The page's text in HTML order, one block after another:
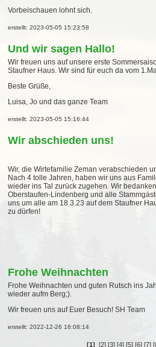
Vorbeischauen lohnt sich.
erstellt: 2023-05-05 15:23:58
Und wir sagen Hallo!
Wir freuen uns auf unsere erste
Staufner Haus. Wir sind für euch da vom
Beste Grüße,
Luisa, Jo und das ganze Team
erstellt: 2023-05-05 15:16:44
Wir abschieden uns!
Wir, die Wirtefamilie Zeman verabschieden
Nach 4 tolle Jahren, haben wir uns aus
wieder ins Tal zurück zugehen. Wir
Oberstaufen-Lindenberg und alle
uns um alle am 18.3.23 auf dem Staufner
zu dürfen!
Frohe Weihnachten
Frohe Weihnachten und guten Rutsch ins
wieder aufm Berg;).
Wir freuen uns auf Euer Besuch! SH Team
erstellt: 2022-12-26 16:08:14
[1] [2] [3] [4] [5] [6] [7]